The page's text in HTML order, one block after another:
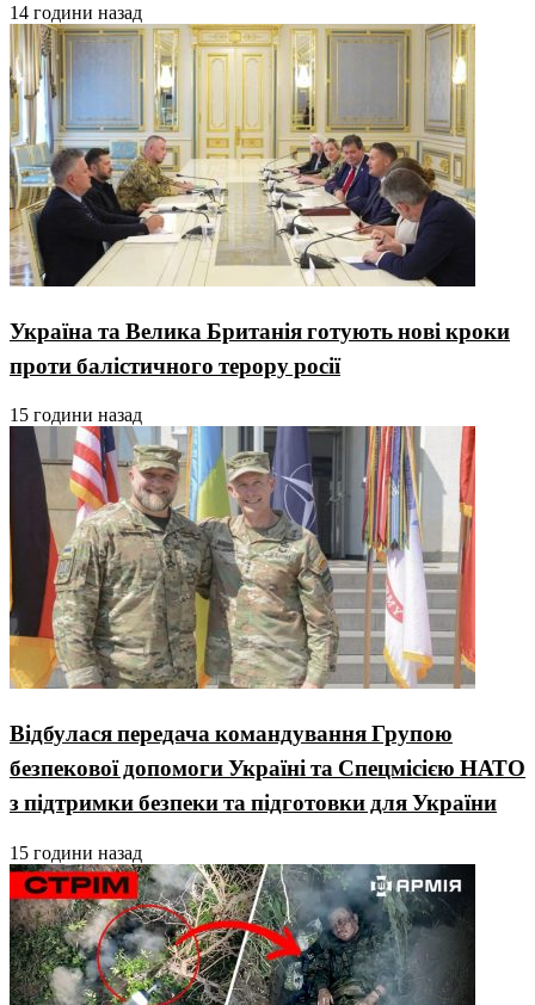
14 години назад
Україна та Велика Британія готують нові кроки
проти балістичного терору росії
15 години назад
Відбулася передача командування Групою
безпекової допомоги Україні та Спецмісією НАТО
з підтримки безпеки та підготовки для України
15 години назад